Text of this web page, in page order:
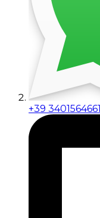
+39 3401564661